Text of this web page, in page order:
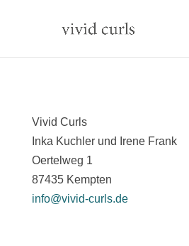
Vivid Curls
Inka Kuchler und Irene Frank
Oertelweg 1
87435 Kempten
info@vivid-curls.de